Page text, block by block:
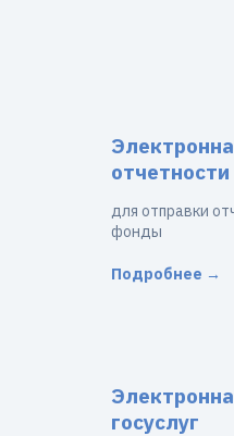
отчетности
для отправки
фонды
Подробнее →
госуслуг